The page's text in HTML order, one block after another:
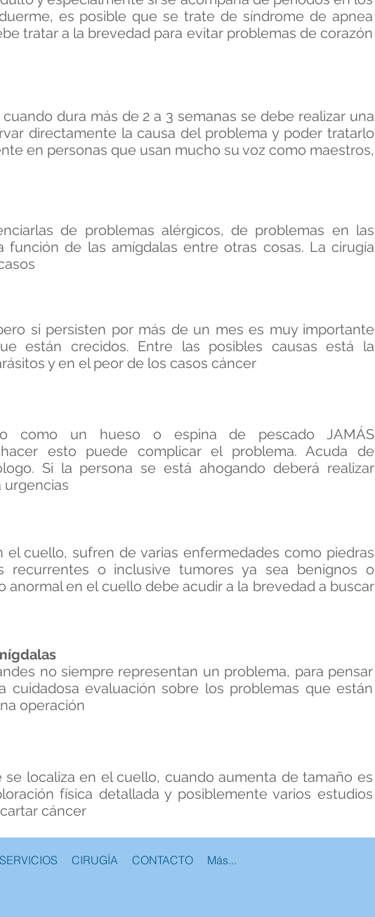
es posible que se trate de síndrome de apnea
tratar a la brevedad para evitar problemas de corazón
dura más de 2 a 3 semanas se debe realizar una
directamente la causa del problema y poder tratarlo
en personas que usan mucho su voz como maestros,
de problemas alérgicos, de problemas en las
función de las amígdalas entre otras cosas. La cirugía
si persisten por más de un mes es muy importante
están crecidos. Entre las posibles causas está la
y en el peor de los casos cáncer
como un hueso o espina de pescado JAMÁS
esto puede complicar el problema. Acuda de
Si la persona se está ahogando deberá realizar
urgencias
el cuello, sufren de varias enfermedades como piedras
recurrentes o inclusive tumores ya sea benignos o
anormal en el cuello debe acudir a la brevedad a buscar
no siempre representan un problema, para pensar
cuidadosa evaluación sobre los problemas que están
operación
localiza en el cuello, cuando aumenta de tamaño es
física detallada y posiblemente varios estudios
cáncer
SERVICIOS CIRUGÍA CONTACTO Más...